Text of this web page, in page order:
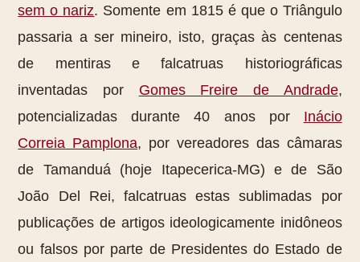
sem o nariz. Somente em 1815 é que o Triângulo
passaria a ser mineiro, isto, graças às centenas
de mentiras e falcatruas historiográficas
inventadas por Gomes Freire de Andrade,
potencializadas durante 40 anos por Inácio
Correia Pamplona, por vereadores das câmaras
de Tamanduá (hoje Itapecerica-MG) e de São
João Del Rei, falcatruas estas sublimadas por
publicações de artigos ideologicamente inidôneos
ou falsos por parte de Presidentes do Estado de